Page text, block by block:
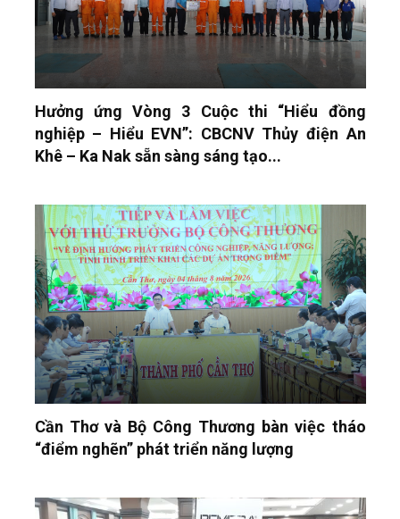
Hưởng ứng Vòng 3 Cuộc thi “Hiểu đồng
nghiệp – Hiểu EVN”: CBCNV Thủy điện An
Khê – Ka Nak sẵn sàng sáng tạo...
Cần Thơ và Bộ Công Thương bàn việc tháo
“điểm nghẽn” phát triển năng lượng